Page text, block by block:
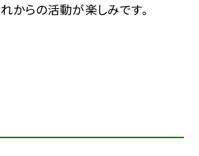
からの活動が楽しみです。